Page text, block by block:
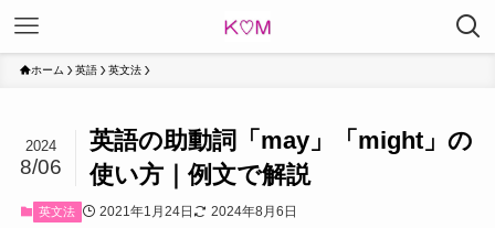
ホーム 英語 英文法
英語の助動詞「may」「might」の
使い方｜例文で解説
2024
8/06
英文法 2021年1月24日 2024年8月6日